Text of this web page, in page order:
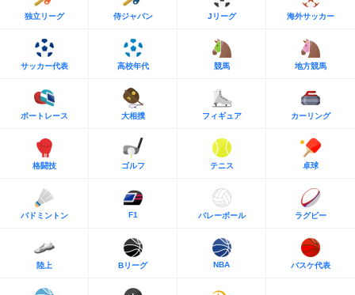
独立リーグ 侍ジャパン Jリーグ 海外サッカー
サッカー代表 高校年代 競馬 地方競馬
ボートレース 大相撲 フィギュア カーリング
格闘技 ゴルフ テニス 卓球
バドミントン F1 バレーボール ラグビー
陸上 Bリーグ NBA バスケ代表